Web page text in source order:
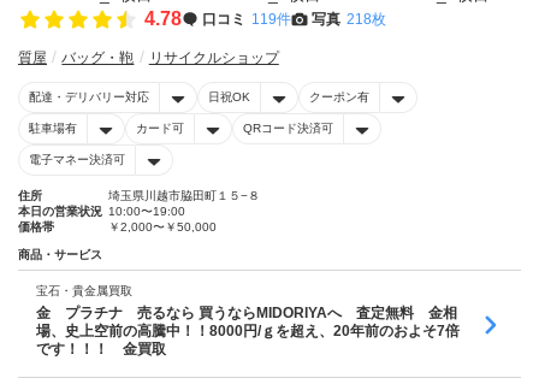
4.78 口コミ 119件 写真 218枚
質屋 バッグ・鞄 リサイクルショップ
配達・デリバリー対応 日祝OK クーポン有
駐車場有 カード可 QRコード決済可
電子マネー決済可
住所
埼玉県川越市脇田町１５−８
本日の営業状況 10:00〜19:00
価格帯
￥2,000〜￥50,000
商品・サービス
宝石・貴金属買取
金 プラチナ 売るなら 買うならMIDORIYAへ 査定無料 金相
場、史上空前の高騰中！！8000円/ｇを超え、20年前のおよそ7倍
です！！！ 金買取